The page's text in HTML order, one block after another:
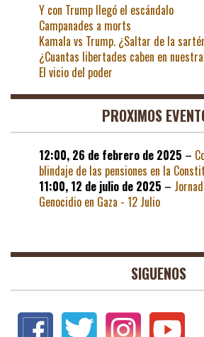
Y con Trump llegó el escándalo
Campanades a morts
Kamala vs Trump. ¿Saltar de la
¿Cuantas libertades caben en
El vicio del poder
PROXIMOS
12:00, 26 de febrero de 2025 –
blindaje de las pensiones en la
11:00, 12 de julio de 2025 –
Genocidio en Gaza - 12 Julio
SIGUENOS